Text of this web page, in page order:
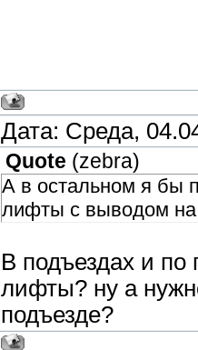
Дата: Среда,
Quote (zebra)
А в остальном я бы
лифты с выводом
В подъездах и по
лифты? ну а
подъезде?